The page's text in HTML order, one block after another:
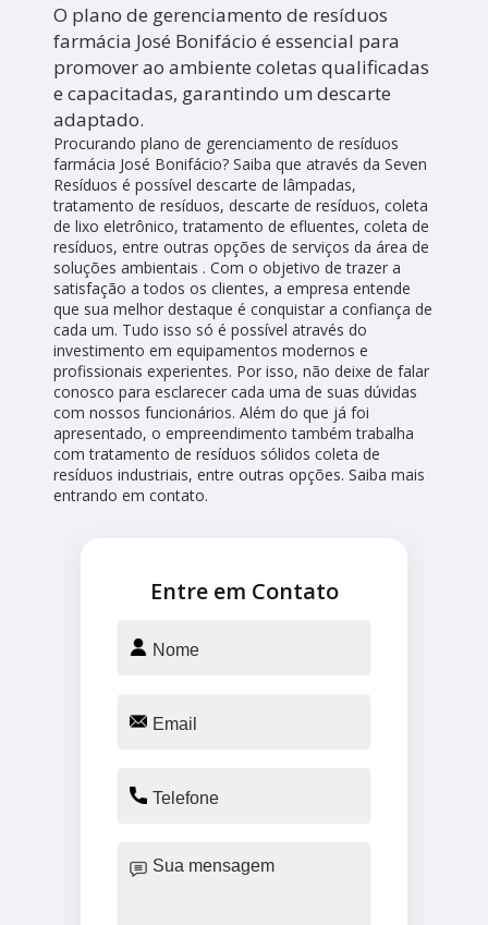
O plano de gerenciamento de resíduos
farmácia José Bonifácio é essencial para
promover ao ambiente coletas qualificadas
e capacitadas, garantindo um descarte
adaptado.
Procurando plano de gerenciamento de resíduos
farmácia José Bonifácio? Saiba que através da Seven
Resíduos é possível descarte de lâmpadas,
tratamento de resíduos, descarte de resíduos, coleta
de lixo eletrônico, tratamento de efluentes, coleta de
resíduos, entre outras opções de serviços da área de
soluções ambientais . Com o objetivo de trazer a
satisfação a todos os clientes, a empresa entende
que sua melhor destaque é conquistar a confiança de
cada um. Tudo isso só é possível através do
investimento em equipamentos modernos e
profissionais experientes. Por isso, não deixe de falar
conosco para esclarecer cada uma de suas dúvidas
com nossos funcionários. Além do que já foi
apresentado, o empreendimento também trabalha
com tratamento de resíduos sólidos coleta de
resíduos industriais, entre outras opções. Saiba mais
entrando em contato.
Entre em Contato